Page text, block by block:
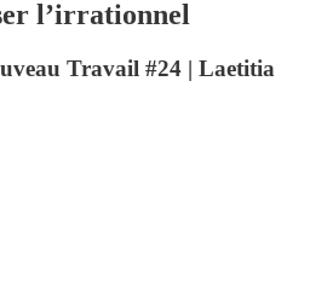
l’irrationnel
Travail #24 | Laetitia